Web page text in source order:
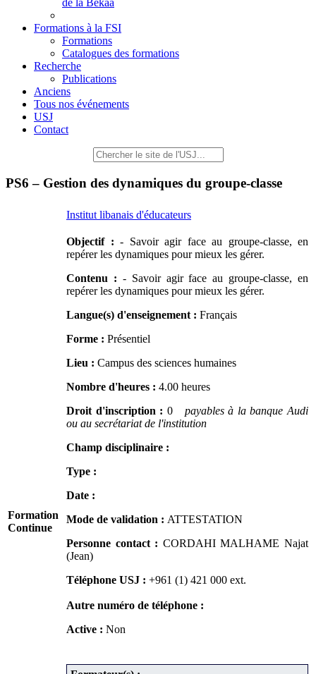
de la Békaa
Formations à la FSI
Formations
Catalogues des formations
Recherche
Publications
Anciens
Tous nos événements
USJ
Contact
PS6 – Gestion des dynamiques du groupe-classe
Institut libanais d'éducateurs
Formation
Continue
Objectif : - Savoir agir face au groupe-classe, en
repérer les dynamiques pour mieux les gérer.
Contenu : - Savoir agir face au groupe-classe, en
repérer les dynamiques pour mieux les gérer.
Langue(s) d'enseignement : Français
Forme : Présentiel
Lieu : Campus des sciences humaines
Nombre d'heures : 4.00 heures
Droit d'inscription : 0 payables à la banque Audi
ou au secrétariat de l'institution
Champ disciplinaire :
Type :
Date :
Mode de validation : ATTESTATION
Personne contact : CORDAHI MALHAME Najat
(Jean)
Téléphone USJ : +961 (1) 421 000 ext.
Autre numéro de téléphone :
Active : Non